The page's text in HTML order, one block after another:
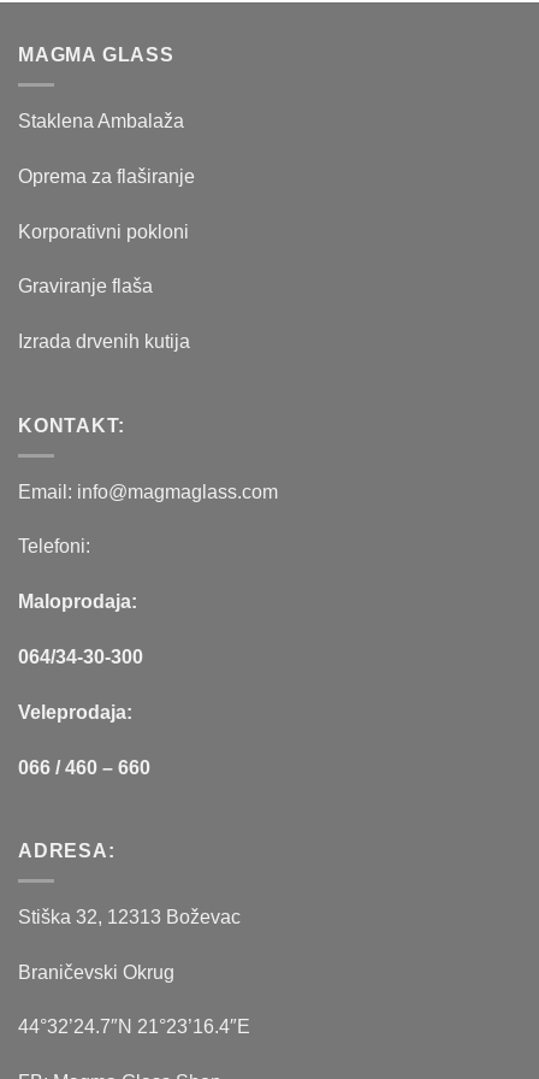
bila:
97.00 рсд.
MAGMA GLASS
Staklena Ambalaža
Oprema za flaširanje
Korporativni pokloni
Graviranje flaša
Izrada drvenih kutija
KONTAKT:
Email: info@magmaglass.com
Telefoni:
Maloprodaja:
064/34-30-300
Veleprodaja:
066 / 460 – 660
ADRESA:
Stiška 32, 12313 Boževac
Braničevski Okrug
44°32’24.7″N 21°23’16.4″E